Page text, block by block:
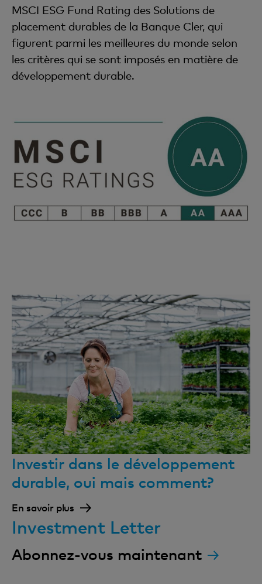
MSCI ESG Fund Rating des Solutions de
placement durables de la Banque Cler, qui
figurent parmi les meilleures du monde selon
les critères qui se sont imposés en matière de
développement durable.
Investir dans le développement
durable, oui mais comment?
En savoir plus
Investment Letter
Abonnez-vous maintenant